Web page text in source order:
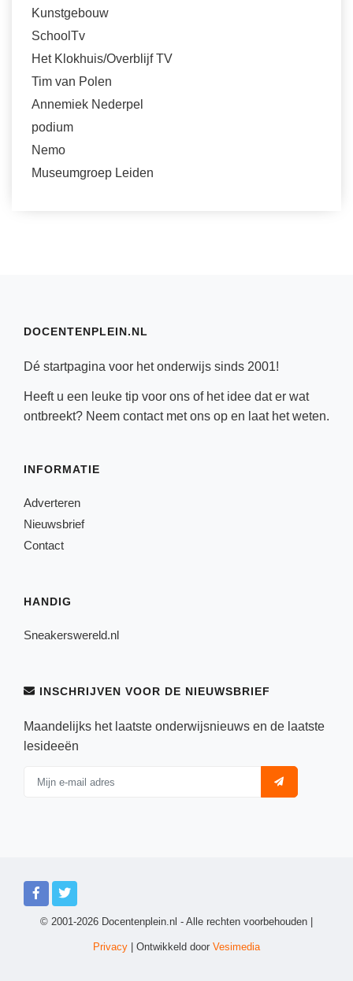
Kunstgebouw
SchoolTv
Het Klokhuis/Overblijf TV
Tim van Polen
Annemiek Nederpel
podium
Nemo
Museumgroep Leiden
DOCENTENPLEIN.NL
Dé startpagina voor het onderwijs sinds 2001!
Heeft u een leuke tip voor ons of het idee dat er wat
ontbreekt? Neem contactmet ons op en laat het weten.
INFORMATIE
Adverteren
Nieuwsbrief
Contact
HANDIG
Sneakerswereld.nl
INSCHRIJVEN VOOR DE NIEUWSBRIEF
Maandelijks het laatste onderwijsnieuws en de laatste
lesideeën
© 2001-2026 Docentenplein.nl - Alle rechten voorbehouden |
Privacy | Ontwikkeld door Vesimedia